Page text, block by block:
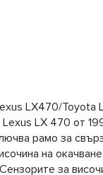
LX470/Toyota
LX 470 от
рамо за
на
за